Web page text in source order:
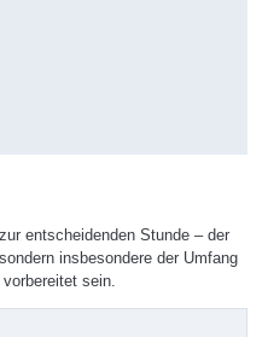
entscheidenden Stunde – der
insbesondere der Umfang
sein.